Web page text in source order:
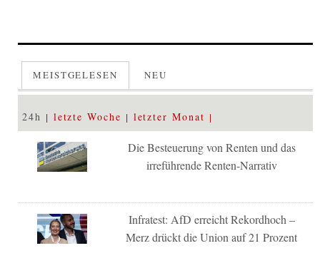
MEISTGELESEN NEU
24h letzte Woche letzter Monat
Die Besteuerung von Renten und das
irreführende Renten-Narrativ
Infratest: AfD erreicht Rekordhoch –
Merz drückt die Union auf 21 Prozent